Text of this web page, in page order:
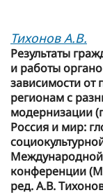
Тихонов А.В.
Результаты
и работы
зависимости от
регионам с
модернизации
Россия и мир:
Международной
конференции
ред. А.В.